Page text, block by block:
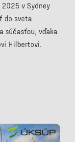
2025 v Sydney
do sveta
súčasťou, vďaka
Hilbertovi.